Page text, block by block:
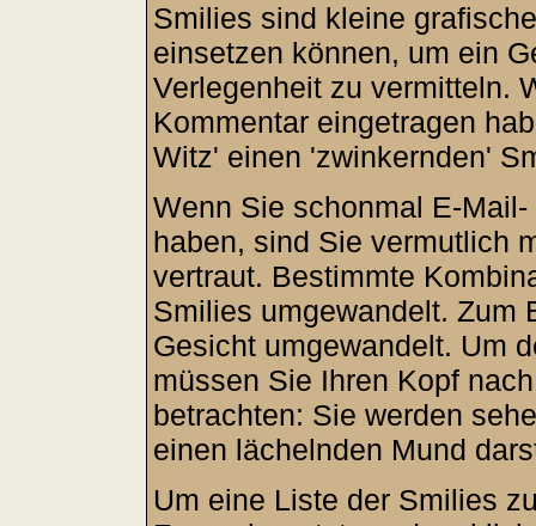
Smilies sind kleine
einsetzen können, um ein
Verlegenheit zu vermitteln.
Kommentar eingetragen
Witz' einen 'zwinkernden'
Wenn Sie schonmal E-
haben, sind Sie vermutlich
vertraut. Bestimmte
Smilies umgewandelt. Zum
Gesicht umgewandelt. Um
müssen Sie Ihren Kopf
betrachten: Sie werden
einen lächelnden Mund
Um eine Liste der Smilies